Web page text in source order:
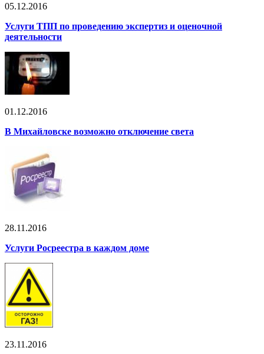
05.12.2016
Услуги ТПП по проведению экспертиз и оценочной
деятельности
01.12.2016
В Михайловске возможно отключение света
28.11.2016
Услуги Росреестра в каждом доме
23.11.2016